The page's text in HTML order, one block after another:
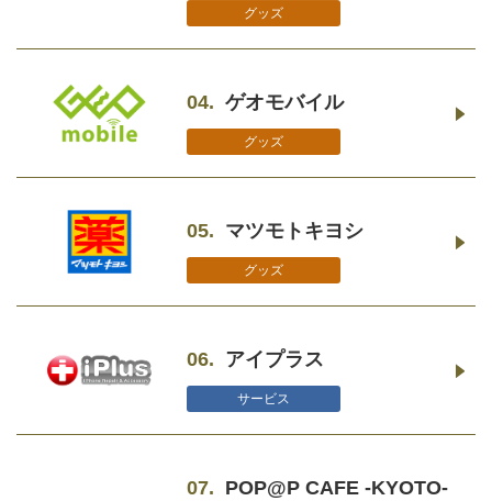
グッズ
04. ゲオモバイル
グッズ
05. マツモトキヨシ
グッズ
06. アイプラス
サービス
07. POP@P CAFE -KYOTO-